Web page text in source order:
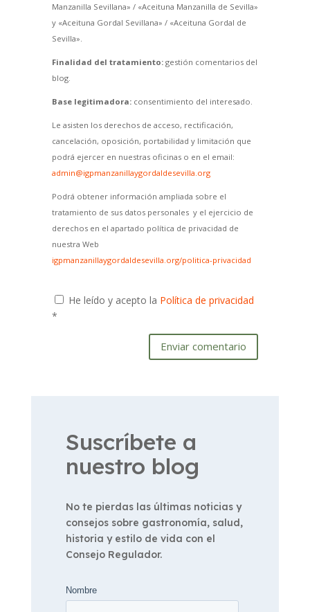
Manzanilla Sevillana» / «Aceituna Manzanilla de Sevilla»
y «Aceituna Gordal Sevillana» / «Aceituna Gordal de
Sevilla».
Finalidad del tratamiento:gestión comentarios del
blog.
Base legitimadora:consentimiento del interesado.
Le asisten los derechos de acceso, rectificación,
cancelación, oposición, portabilidad y limitación que
podrá ejercer en nuestras oficinas o en el email:
admin@igpmanzanillaygordaldesevilla.org
Podrá obtener información ampliada sobre el
tratamiento de sus datos personales y el ejercicio de
derechos en el apartado política de privacidad de
nuestra Web
igpmanzanillaygordaldesevilla.org/politica-privacidad
He leído y acepto la Política de privacidad
*
Enviar comentario
Suscríbete a
nuestro blog
No te pierdas las últimas noticias y
consejos sobre gastronomía, salud,
historia y estilo de vida con el
Consejo Regulador.